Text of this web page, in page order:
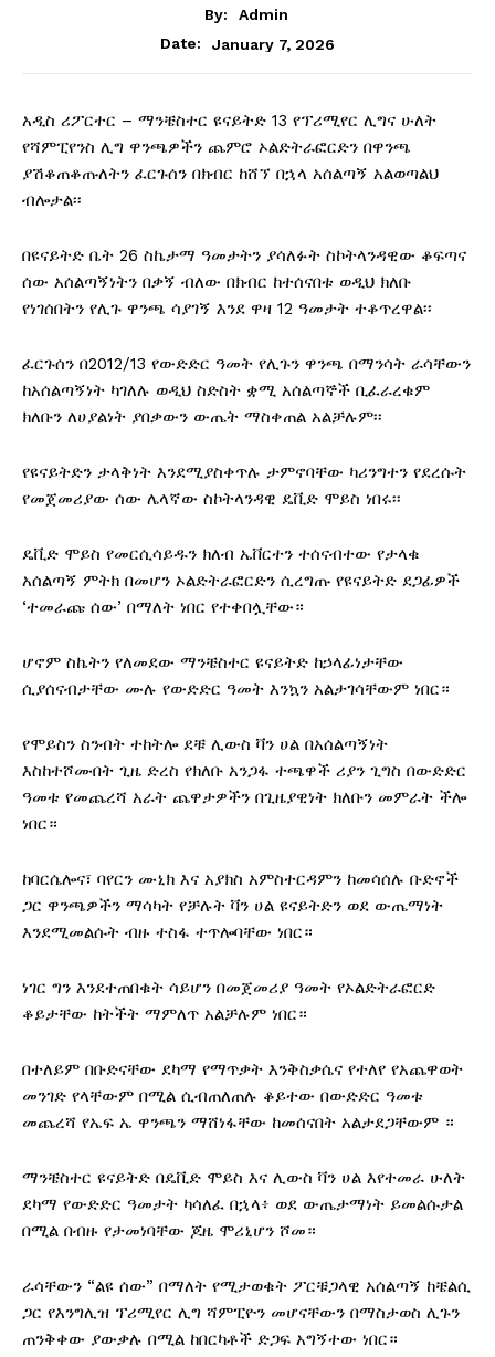
By:
Admin
Date:
January 7, 2026
አዲስ ሪፖርተር – ማንቼስተር ዩናይትድ 13 የፕሪሚየር ሊግና ሁለት
የሻምፒየንስ ሊግ ዋንጫዎችን ጨምሮ ኦልድትራፎርድን በዋንጫ
ያሽቆጠቆጡለትን ፈርጉሰን በክብር ከሸኘ በኋላ አሰልጣኝ አልወጣልህ
ብሎታል፡፡
በዩናይትድ ቤት 26 ስኬታማ ዓመታትን ያሳለፉት ስኮትላንዳዊው ቆፍጣና
ሰው አሰልጣኝነትን በቃኝ ብለው በክብር ከተሰናበቱ ወዲህ ክለቡ
የነገሰበትን የሊጉ ዋንጫ ሳያገኝ እንደ ዋዛ 12 ዓመታት ተቆጥረዋል፡፡
ፈርጉሰን በ2012/13 የውድድር ዓመት የሊጉን ዋንጫ በማንሳት ራሳቸውን
ከአሰልጣኝነት ካገለሉ ወዲህ ስድስት ቋሚ አሰልጣኞች ቢፈራረቁም
ክለቡን ለሀያልነት ያበቃውን ውጤት ማስቀጠል አልቻሉም፡፡
የዩናይትድን ታላቅነት እንደሚያስቀጥሉ ታምኖባቸው ካሪንግተን የደረሱት
የመጀመሪያው ሰው ሌላኛው ስኮትላንዳዊ ዴቪድ ሞይስ ነበሩ፡፡
ዴቪድ ሞይስ የመርሲሳይዱን ክለብ ኤቨርተን ተሰናብተው የታላቁ
አሰልጣኝ ምትክ በመሆን ኦልድትራፎርድን ሲረግጡ የዩናይትድ ደጋፊዎች
‘ተመራጩ ሰው’ በማለት ነበር የተቀበሏቸው።
ሆኖም ስኬትን የለመደው ማንቼስተር ዩናይትድ ከኃላፊነታቸው
ሲያሰናብታቸው ሙሉ የውድድር ዓመት እንኳን አልታገሳቸውም ነበር።
የሞይስን ስንብት ተከትሎ ደቹ ሊውስ ቫን ሀል በአሰልጣኝነት
እስከተሾሙበት ጊዜ ድረስ የክለቡ አንጋፋ ተጫዋች ሪያን ጊግስ በውድድር
ዓመቱ የመጨረሻ አራት ጨዋታዎችን በጊዜያዊነት ክለቡን መምራት ችሎ
ነበር።
ከባርሴሎና፣ ባየርን ሙኒክ እና አያክስ አምስተርዳምን ከመሳሰሉ ቡድኖች
ጋር ዋንጫዎችን ማሳካት የቻሉት ቫን ሀል ዩናይትድን ወደ ውጤማነት
እንደሚመልሱት ብዙ ተስፋ ተጥሎባቸው ነበር።
ነገር ግን እንደተጠበቁት ሳይሆን በመጀመሪያ ዓመት የኦልድትራፎርድ
ቆይታቸው ከትችት ማምለጥ አልቻሉም ነበር።
በተለይም በቡድናቸው ደካማ የማጥቃት እንቅስቃሴና የተለየ የአጨዋወት
መንገድ የላቸውም በሚል ሲብጠለጠሉ ቆይተው በውድድር ዓመቱ
መጨረሻ የኤፍ ኤ ዋንጫን ማሸነፋቸው ከመሰናበት አልታደጋቸውም ።
ማንቼስተር ዩናይትድ በዴቪድ ሞይስ እና ሊውስ ቫን ሀል እየተመራ ሁለት
ደካማ የውድድር ዓመታት ካሳለፈ በኋላ፥ ወደ ውጤታማነት ይመልሱታል
በሚል በብዙ የታመነባቸው ጆዜ ሞሪኒሆን ሾመ።
ራሳቸውን “ልዩ ሰው” በማለት የሚታወቁት ፖርቹጋላዊ አሰልጣኝ ከቼልሲ
ጋር የእንግሊዝ ፕሪሚየር ሊግ ሻምፒዮን መሆናቸውን በማስታወስ ሊጉን
ጠንቅቀው ያውቃሉ በሚል ከበርካቶች ድጋፍ አግኝተው ነበር።